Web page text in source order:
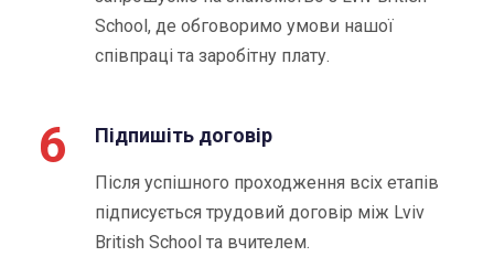
School, де обговоримо умови нашої
співпраці та заробітну плату.
6 Підпишіть договір
Після успішного проходження всіх етапів
підписується трудовий договір між Lviv
British School та вчителем.